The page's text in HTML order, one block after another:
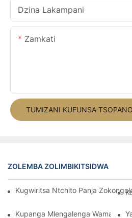
Dzina Lakampani
Zamkati
TUMIZANI KUFUNSA TSOPANO
ZOLEMBA ZOLIMBIKITSIDWA
Kugwiritsa Ntchito Panja
Kupanga Mlengalenga